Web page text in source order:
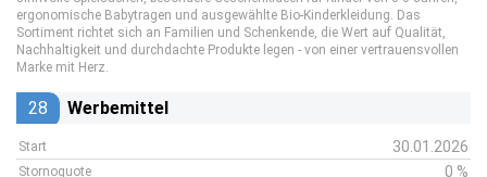
ergonomische Babytragen und ausgewählte Bio-Kinderkleidung. Das
Sortiment richtet sich an Familien und Schenkende, die Wert auf Qualität,
Nachhaltigkeit und durchdachte Produkte legen - von einer vertrauensvollen
Marke mit Herz.
28 Werbemittel
Start 30.01.2026
Stornoquote 0 %